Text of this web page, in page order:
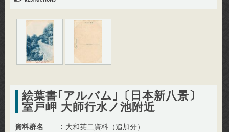
絵葉書｢アルバム｣〔日本新八景〕
室戸岬 大師行水ノ池附近
資料群名 大和英二資料（追加分）